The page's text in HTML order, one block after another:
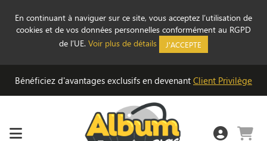
En continuant à naviguer sur ce site, vous acceptez l’utilisation de
cookies et de vos données personnelles conformément au RGPD
de l’UE. Voir plus de détails J'ACCEPTE
Bénéficiez d'avantages exclusifs en devenant Client Privilège